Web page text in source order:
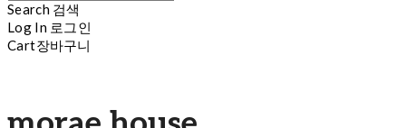
Search 검색
Log In 로그인
Cart장바구니